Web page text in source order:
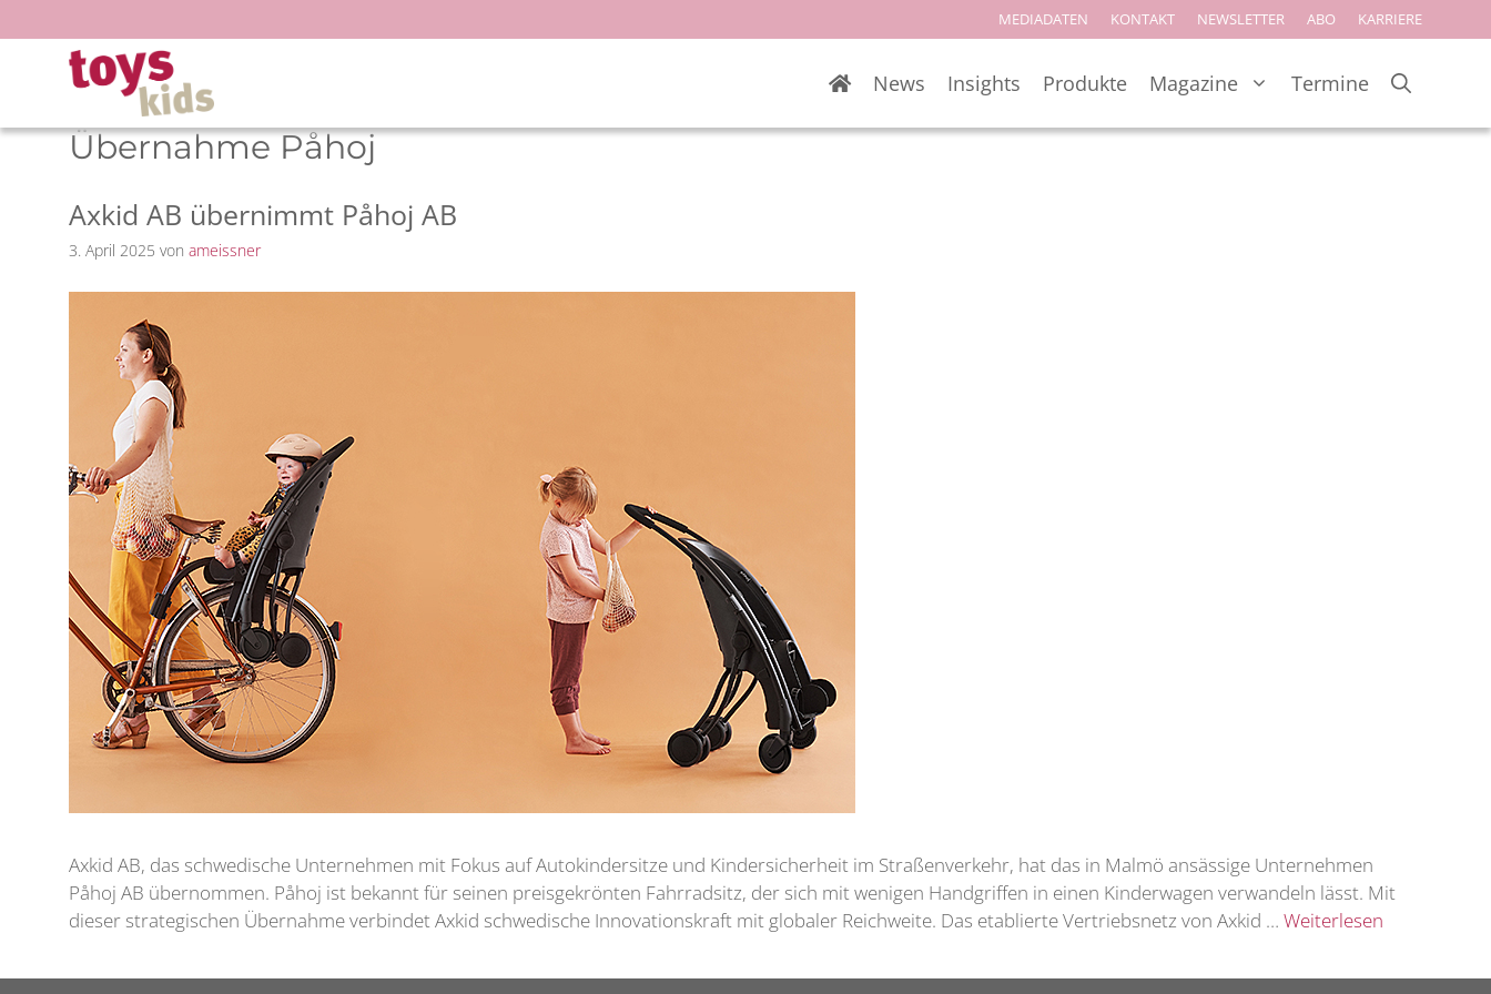
Inhalt
springen
MEDIADATEN KONTAKT NEWSLETTER ABO KARRIERE
News Insights Produkte Magazine Termine
Übernahme Påhoj
Axkid AB übernimmt Påhoj AB
3. April 2025 von ameissner
Axkid AB, das schwedische Unternehmen mit Fokus auf Autokindersitze und Kindersicherheit im Straßenverkehr, hat das in Malmö ansässige Unternehmen
Påhoj AB übernommen. Påhoj ist bekannt für seinen preisgekrönten Fahrradsitz, der sich mit wenigen Handgriffen in einen Kinderwagen verwandeln lässt. Mit
dieser strategischen Übernahme verbindet Axkid schwedische Innovationskraft mit globaler Reichweite. Das etablierte Vertriebsnetz von Axkid … Weiterlesen